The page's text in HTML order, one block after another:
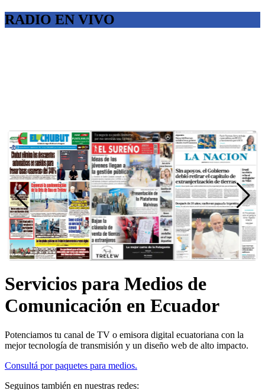
RADIO EN VIVO
Servicios para Medios de
Comunicación en Ecuador
Potenciamos tu canal de TV o emisora digital ecuatoriana con la
mejor tecnología de transmisión y un diseño web de alto impacto.
Consultá por paquetes para medios.
Seguinos también en nuestras redes: